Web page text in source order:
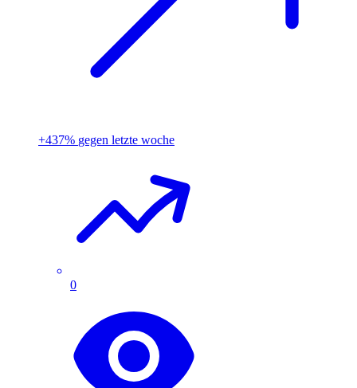
+437% gegen letzte woche
0